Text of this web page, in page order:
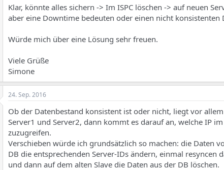
Klar, könnte alles sichern -> Im ISPC löschen -> auf neuen
aber eine Downtime bedeuten oder einen nicht konsistenten
Würde mich über eine Lösung sehr freuen.
Viele Grüße
Simone
24. Sep. 2016
Ob der Datenbestand konsistent ist oder nicht, liegt vor
Server1 und Server2, dann kommt es darauf an, welche IP
zuzugreifen.
Verschieben würde ich grundsätzlich so machen: die Daten
DB die entsprechenden Server-IDs ändern, einmal resyncen
und dann auf dem alten Slave die Daten aus der DB löschen.